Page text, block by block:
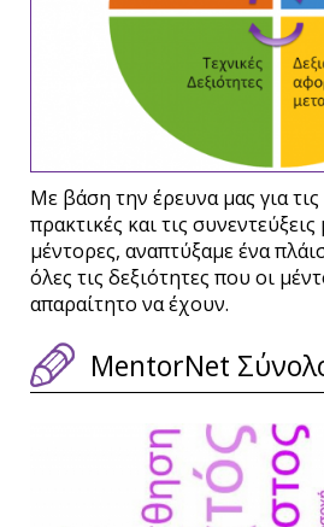
Με βάση την έρευνα μας για τις
πρακτικές και τις
μέντορες, αναπτύξαμε ένα
όλες τις δεξιότητες που οι
απαραίτητο να έχουν.
MentorNet